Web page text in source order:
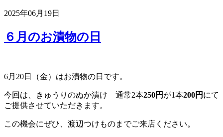
2025年06月19日
６月のお漬物の日
6月20日（金）はお漬物の日です。
今回は、きゅうりのぬか漬け 通常2本250円 が1本200円 にて
ご提供させていただきます。
この機会にぜひ、渡辺つけものまでご来店ください。